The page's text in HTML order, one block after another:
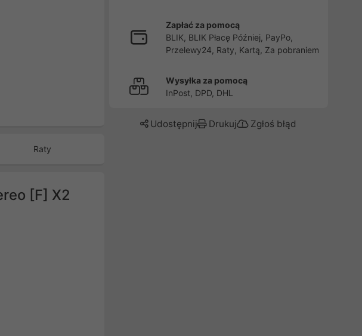
Raty
[F] X2
Zapłać za pomocą
BLIK, BLIK Płacę Później, PayPo,
Przelewy24, Raty, Kartą, Za pobraniem
Wysyłka za pomocą
InPost, DPD, DHL
Udostępnij Drukuj Zgłoś błąd